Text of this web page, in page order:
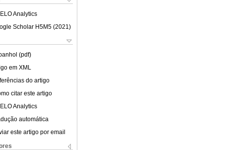
Analytics
Scholar H5M5 (2021 )
(pdf)
em XML
do artigo
citar este artigo
Analytics
automática
este artigo por email